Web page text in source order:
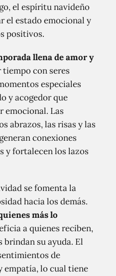
el espíritu navideño
el estado emocional y
positivos.
llena de amor y
tiempo con seres
especiales
y acogedor que
emocional. Las
abrazos, las risas y las
conexiones
y fortalecen los lazos
se fomenta la
hacia los demás.
más lo
a quienes reciben,
brindan su ayuda. El
de
empatía, lo cual tiene